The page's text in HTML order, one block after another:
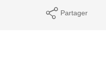
Partager